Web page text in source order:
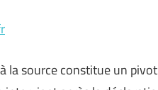
la source constitue un